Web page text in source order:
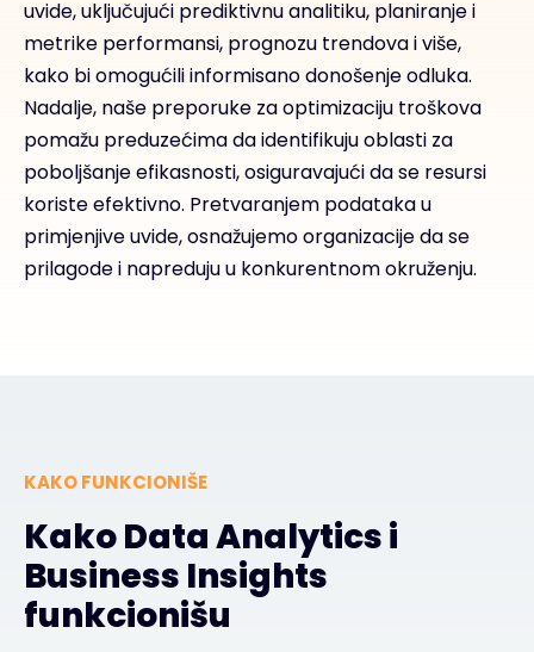
uvide, uključujući prediktivnu analitiku, planiranje i
metrike performansi, prognozu trendova i više,
kako bi omogućili informisano donošenje odluka.
Nadalje, naše preporuke za optimizaciju troškova
pomažu preduzećima da identifikuju oblasti za
poboljšanje efikasnosti, osiguravajući da se resursi
koriste efektivno. Pretvaranjem podataka u
primjenjive uvide, osnažujemo organizacije da se
prilagode i napreduju u konkurentnom okruženju.
KAKO FUNKCIONIŠE
Kako Data Analytics i
Business Insights
funkcionišu